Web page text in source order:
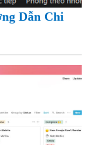
Dẫn Chi